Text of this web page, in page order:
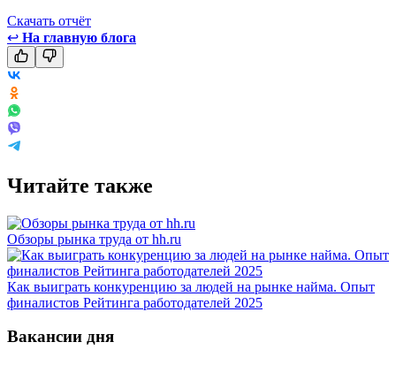
Скачать отчёт
↩ На главную блога
Читайте также
Обзоры рынка труда от hh.ru
Как выиграть конкуренцию за людей на рынке найма. Опыт
финалистов Рейтинга работодателей 2025
Вакансии дня